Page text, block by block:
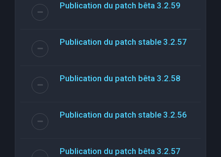
Publication du patch bêta 3.2.59
Publication du patch stable 3.2.57
Publication du patch bêta 3.2.58
Publication du patch stable 3.2.56
Publication du patch bêta 3.2.57